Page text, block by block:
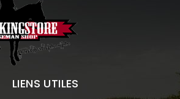
LIENS UTILES